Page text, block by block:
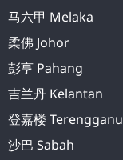
马六甲 Melaka
柔佛 Johor
彭亨 Pahang
吉兰丹 Kelantan
登嘉楼 Terengganu
沙巴 Sabah